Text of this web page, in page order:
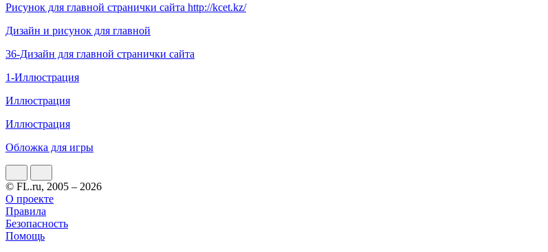
Рисунок для главной странички сайта http://kcet.kz/
Дизайн и рисунок для главной
36-Дизайн для главной странички сайта
1-Иллюстрация
Иллюстрация
Иллюстрация
Обложка для игры
© FL.ru, 2005 – 2026
О проекте
Правила
Безопасность
Помощь